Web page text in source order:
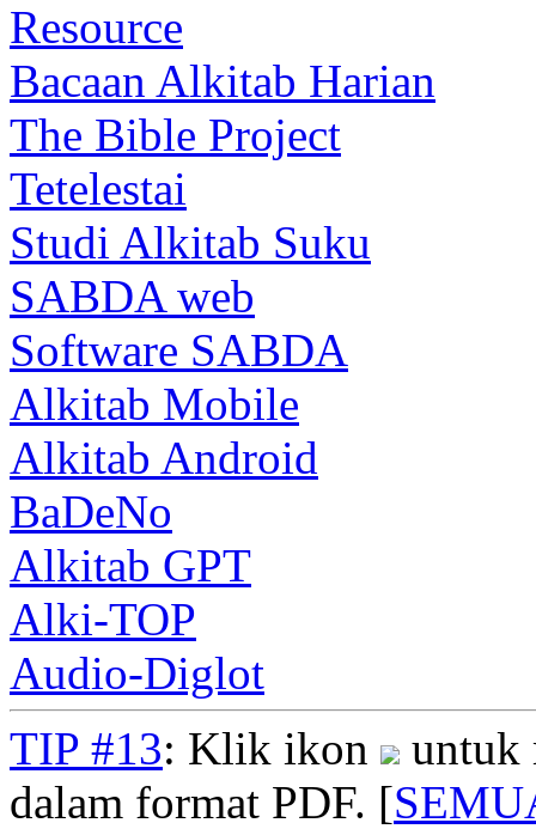
Resource
Bacaan Alkitab Harian
The Bible Project
Tetelestai
Studi Alkitab Suku
SABDA web
Software SABDA
Alkitab Mobile
Alkitab Android
BaDeNo
Alkitab GPT
Alki-TOP
Audio-Diglot
TIP #13: Klik ikon
untuk
dalam format PDF. [